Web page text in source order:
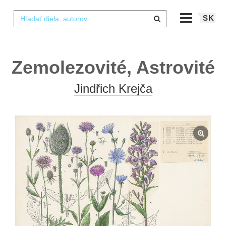
SK
Zemolezovité, Astrovité
Jindřich Krejča